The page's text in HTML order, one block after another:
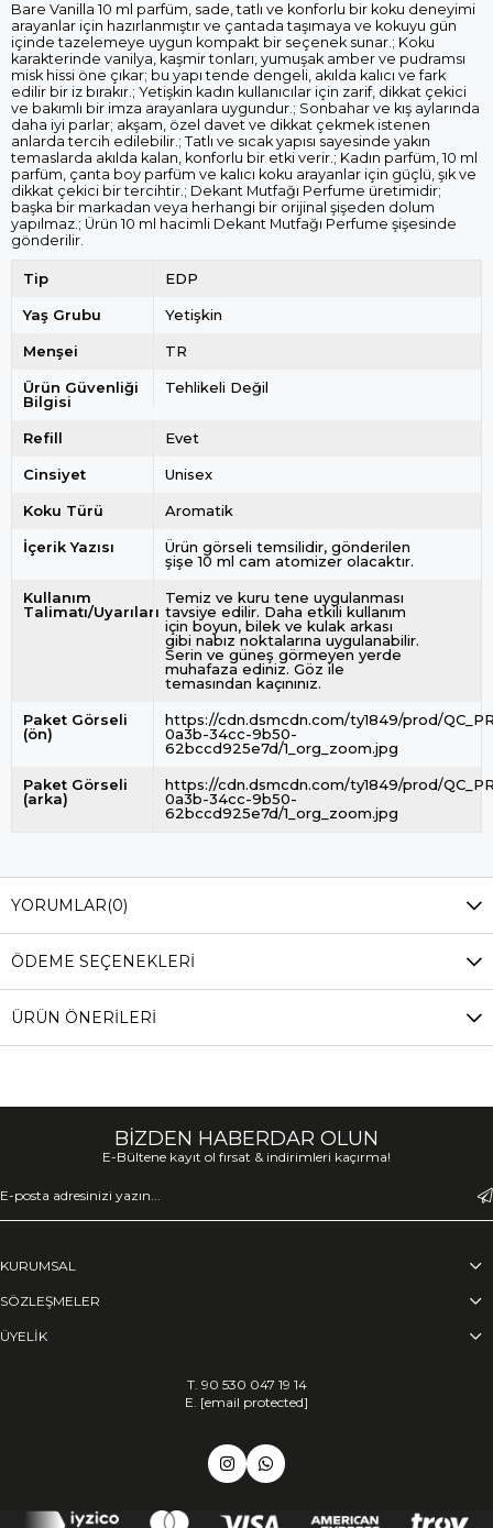
Bare Vanilla 10 ml parfüm, sade, tatlı ve konforlu bir koku deneyimi
arayanlar için hazırlanmıştır ve çantada taşımaya ve kokuyu gün
içinde tazelemeye uygun kompakt bir seçenek sunar.; Koku
karakterinde vanilya, kaşmir tonları, yumuşak amber ve pudramsı
misk hissi öne çıkar; bu yapı tende dengeli, akılda kalıcı ve fark
edilir bir iz bırakır.; Yetişkin kadın kullanıcılar için zarif, dikkat çekici
ve bakımlı bir imza arayanlara uygundur.; Sonbahar ve kış aylarında
daha iyi parlar; akşam, özel davet ve dikkat çekmek istenen
anlarda tercih edilebilir.; Tatlı ve sıcak yapısı sayesinde yakın
temaslarda akılda kalan, konforlu bir etki verir.; Kadın parfüm, 10 ml
parfüm, çanta boy parfüm ve kalıcı koku arayanlar için güçlü, şık ve
dikkat çekici bir tercihtir.; Dekant Mutfağı Perfume üretimidir;
başka bir markadan veya herhangi bir orijinal şişeden dolum
yapılmaz.; Ürün 10 ml hacimli Dekant Mutfağı Perfume şişesinde
gönderilir.
Tip EDP
Yaş Grubu Yetişkin
Menşei TR
Ürün Güvenliği
Bilgisi
Tehlikeli Değil
Refill Evet
Cinsiyet Unisex
Koku Türü Aromatik
İçerik Yazısı
Ürün görseli temsilidir, gönderilen
şişe 10 ml cam atomizer olacaktır.
Kullanım
Talimatı/Uyarıları
Temiz ve kuru tene uygulanması
tavsiye edilir. Daha etkili kullanım
için boyun, bilek ve kulak arkası
gibi nabız noktalarına uygulanabilir.
Serin ve güneş görmeyen yerde
muhafaza ediniz. Göz ile
temasından kaçınınız.
Paket Görseli
(ön)
https://cdn.dsmcdn.com/ty1849/prod/
0a3b-34cc-9b50-
62bccd925e7d/1_org_zoom.jpg
Paket Görseli
(arka)
https://cdn.dsmcdn.com/ty1849/prod/
0a3b-34cc-9b50-
62bccd925e7d/1_org_zoom.jpg
YORUMLAR(0)
ÖDEME SEÇENEKLERI
ÜRÜN ÖNERILERI
BİZDEN HABERDAR OLUN
E-Bültene kayıt ol fırsat & indirimleri kaçırma!
KURUMSAL
SÖZLEŞMELER
ÜYELİK
T. 90 530 047 19 14
E. [email protected]